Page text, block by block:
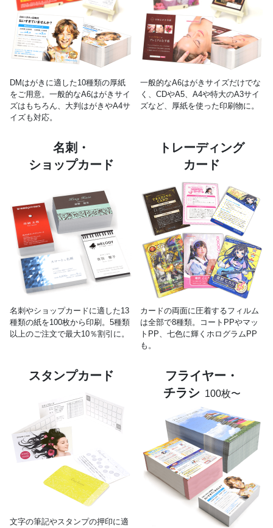
DMはがきに適した10種類の厚紙
をご用意。一般的なA6はがきサイ
ズはもちろん、大判はがきやA4サ
イズも対応。
一般的なA6はがきサイズだけでな
く、CDやA5、A4や特大のA3サイ
ズなど、厚紙を使った印刷物に。
名刺・
ショップカード
名刺やショップカードに適した13
種類の紙を100枚から印刷。5種類
以上のご注文で最大10％割引に。
トレーディング
カード
カードの両面に圧着するフィルム
は全部で8種類。コートPPやマッ
トPP、七色に輝くホログラムPP
も。
スタンプカード
文字の筆記やスタンプの押印に適
フライヤー・
チラシ 100枚〜